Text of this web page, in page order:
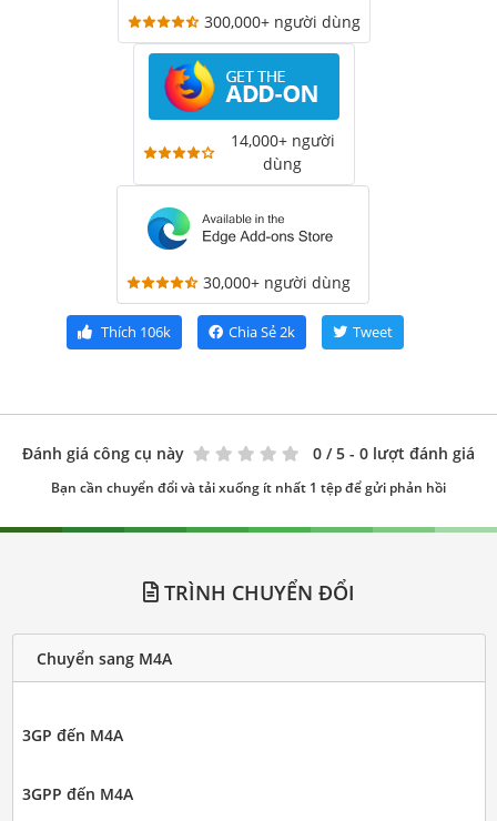
300,000+ người dùng
14,000+ người
dùng
30,000+ người dùng
Thích 106k Chia Sẻ2k Tweet
Đánh giá công cụ này 0 / 5 - 0 lượt đánh giá
Bạn cần chuyển đổi và tải xuống ít nhất 1 tệp để gửi phản hồi
TRÌNH CHUYỂN ĐỔI
Chuyển sang M4A
3GP đến M4A
3GPP đến M4A